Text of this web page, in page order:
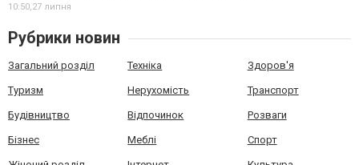
10:50,27 липня
Рубрики новин
Загальний розділ Техніка Здоров'я
Туризм Нерухомість Транспорт
Будівництво Відпочинок Розваги
Бізнес Меблі Спорт